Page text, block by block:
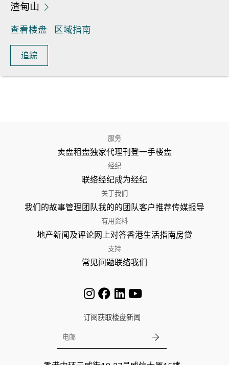
渣甸山
查看楼盘 区域指南
追踪
服务
卖盘租盘独家代理刊登一手楼盘
经纪
联络经纪成为经纪
关于我们
我们的故事管理团队我的的团队客户推荐传媒报导
有用资料
地产新闻及评论网上对答香港生活指南房贷
支持
常见问题联络我们
订阅获取楼盘新闻